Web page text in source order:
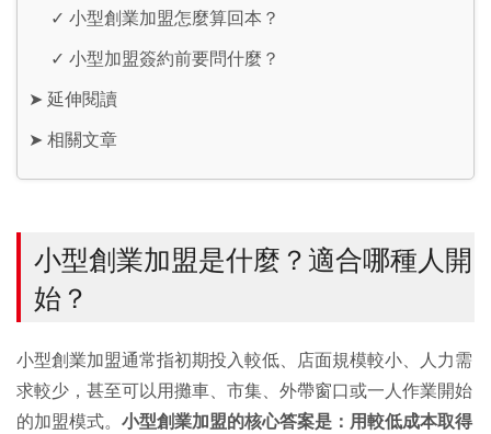
✓ 小型創業加盟怎麼算回本？
✓ 小型加盟簽約前要問什麼？
➤ 延伸閱讀
➤ 相關文章
小型創業加盟是什麼？適合哪種人開
始？
小型創業加盟通常指初期投入較低、店面規模較小、人力需
求較少，甚至可以用攤車、市集、外帶窗口或一人作業開始
的加盟模式。 小型創業加盟的核心答案是：用較低成本取得